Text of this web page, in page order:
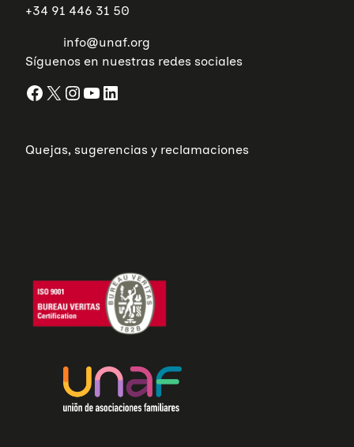
+34 91 446 31 50
info@unaf.org
Síguenos en nuestras redes sociales
Facebook X InstagramYouTube LinkedIn
Quejas, sugerencias y reclamaciones